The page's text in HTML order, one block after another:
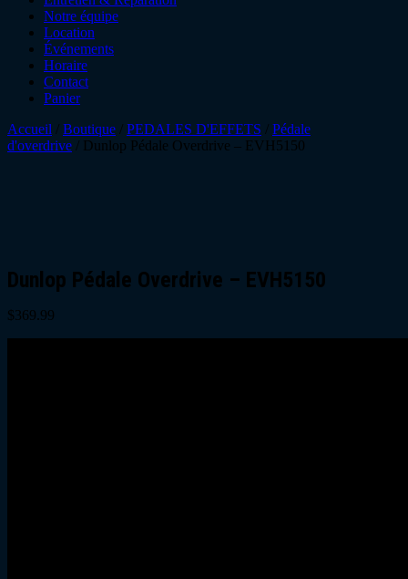
Notre équipe
Location
Événements
Horaire
Contact
Panier
Accueil / Boutique / PEDALES D'EFFETS / Pédale
d'overdrive / Dunlop Pédale Overdrive – EVH5150
Dunlop Pédale Overdrive – EVH5150
$369.99